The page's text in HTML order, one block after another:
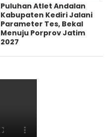
Puluhan Atlet Andalan
Kabupaten Kediri Jalani
Parameter Tes, Bekal
Menuju Porprov Jatim
2027